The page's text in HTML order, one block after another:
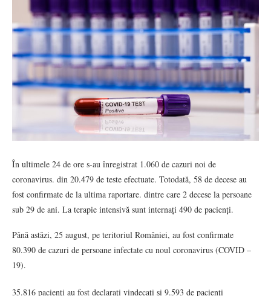
În ultimele 24 de ore s-au înregistrat 1.060 de cazuri noi de
coronavirus. din 20.479 de teste efectuate. Totodată, 58 de decese au
fost confirmate de la ultima raportare. dintre care 2 decese la persoane
sub 29 de ani. La terapie intensivă sunt internați 490 de pacienți.
Până astăzi, 25 august, pe teritoriul României, au fost confirmate
80.390 de cazuri de persoane infectate cu noul coronavirus (COVID –
19).
35.816 pacienți au fost declarați vindecați și 9.593 de pacienți